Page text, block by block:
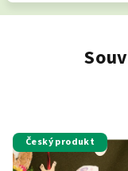
Český produkt